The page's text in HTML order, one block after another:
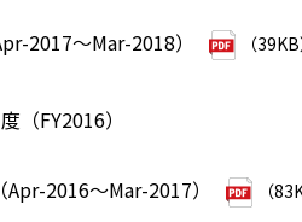
2017～Mar-2018） （
（FY2016）
2016～Mar-2017） （